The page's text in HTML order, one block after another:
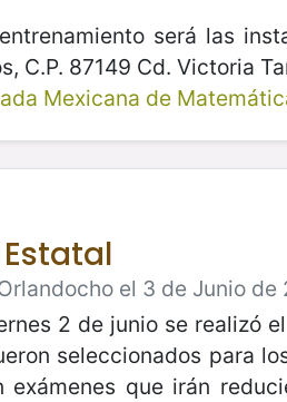
será las
C.P. 87149 Cd. Victoria
Mexicana de
el 3 de Junio de
2 de junio se realizó
seleccionados para
exámenes que irán